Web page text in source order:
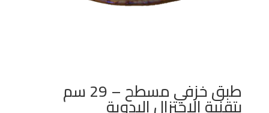
طبق خزفي مسطح – 29 سم
بتقنية الاختزال اليدوية